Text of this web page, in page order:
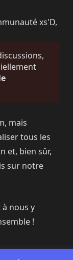
xs'D,
mais
tous les
et, bien sûr,
sur notre
nous y
!